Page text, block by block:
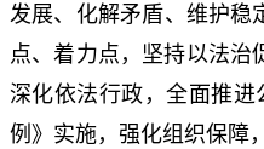
发展、化解矛盾、维护稳
点、着力点，坚持以法治
深化依法行政，全面推
例》实施，强化组织保障